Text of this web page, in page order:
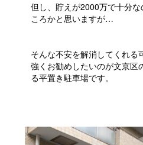
但し、貯えが2000万で十分
ころかと思いますが…
そんな不安を解消してくれる
強くお勧めしたいのが文京区
る平置き駐車場です。